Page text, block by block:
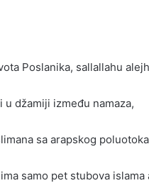
Poslanika, sallallahu
džamiji između namaza,
sa arapskog poluotoka
samo pet stubova